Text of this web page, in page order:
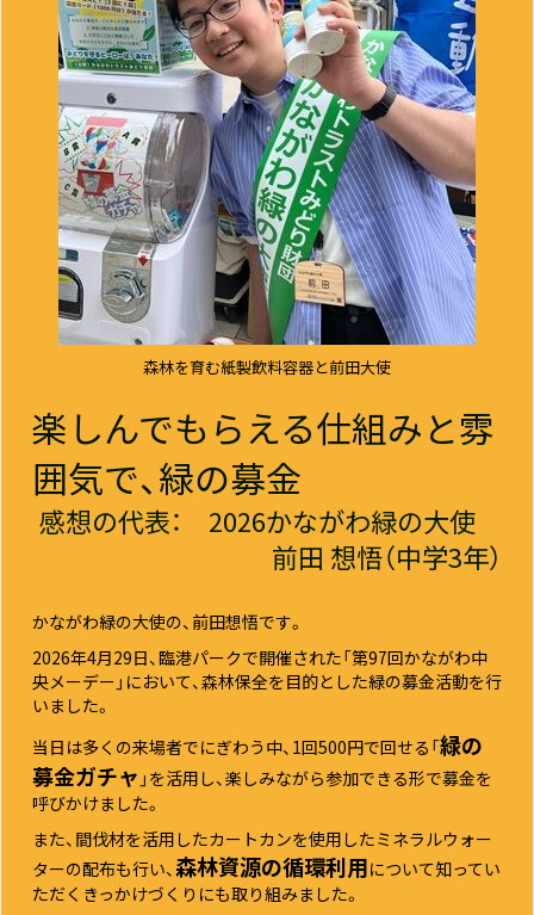
森林を育む紙製飲料容器と前田大使
楽しんでもらえる仕組みと雰
囲気で、緑の募金
感想の代表： 2026かながわ緑の大使
前田 想悟（中学3年）
かながわ緑の大使の、前田想悟です。
2026年4月29日、臨港パークで開催された「第97回かながわ中
央メーデー」において、森林保全を目的とした緑の募金活動を行
いました。
当日は多くの来場者でにぎわう中、1回500円で回せる「緑の
募金ガチャ 」を活用し、楽しみながら参加できる形で募金を
呼びかけました。
また、間伐材を活用したカートカンを使用したミネラルウォー
ターの配布も行い、 森林資源の循環利用について知ってい
ただくきっかけづくりにも取り組みました。